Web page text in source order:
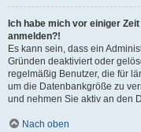
Ich habe mich vor einiger
anmelden?!
Es kann sein, dass ein
Gründen deaktiviert oder
regelmäßig Benutzer, die für
um die Datenbankgröße zu
und nehmen Sie aktiv an den
Nach oben